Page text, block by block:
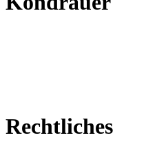
Rechtliches